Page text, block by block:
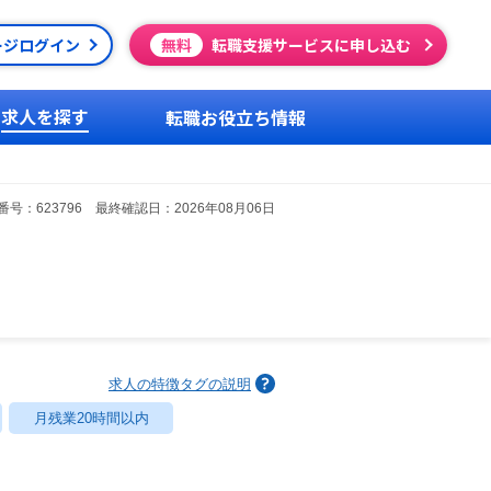
ログイン 無料 転職支援サービスに申し込む
求人を探す 転職お役立ち情報
号：623796 最終確認日：2026年08月06日
求人の特徴タグの説明
月残業20時間以内